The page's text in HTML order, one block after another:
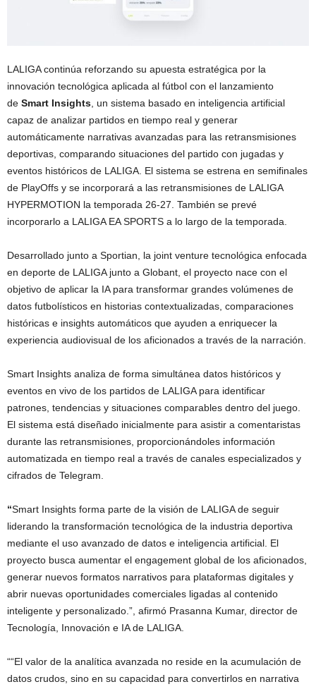
LALIGA continúa reforzando su apuesta estratégica por la
innovación tecnológica aplicada al fútbol con el lanzamiento
de Smart Insights , un sistema basado en inteligencia artificial
capaz de analizar partidos en tiempo real y generar
automáticamente narrativas avanzadas para las retransmisiones
deportivas, comparando situaciones del partido con jugadas y
eventos históricos de LALIGA. El sistema se estrena en semifinales
de PlayOffs y se incorporará a las retransmisiones de LALIGA
HYPERMOTION la temporada 26-27. También se prevé
incorporarlo a LALIGA EA SPORTS a lo largo de la temporada.
Desarrollado junto a Sportian, la joint venture tecnológica enfocada
en deporte de LALIGA junto a Globant, el proyecto nace con el
objetivo de aplicar la IA para transformar grandes volúmenes de
datos futbolísticos en historias contextualizadas, comparaciones
históricas e insights automáticos que ayuden a enriquecer la
experiencia audiovisual de los aficionados a través de la narración.
Smart Insights analiza de forma simultánea datos históricos y
eventos en vivo de los partidos de LALIGA para identificar
patrones, tendencias y situaciones comparables dentro del juego.
El sistema está diseñado inicialmente para asistir a comentaristas
durante las retransmisiones, proporcionándoles información
automatizada en tiempo real a través de canales especializados y
cifrados de Telegram.
“Smart Insights forma parte de la visión de LALIGA de seguir
liderando la transformación tecnológica de la industria deportiva
mediante el uso avanzado de datos e inteligencia artificial. El
proyecto busca aumentar el engagement global de los aficionados,
generar nuevos formatos narrativos para plataformas digitales y
abrir nuevas oportunidades comerciales ligadas al contenido
inteligente y personalizado.”, afirmó Prasanna Kumar, director de
Tecnología, Innovación e IA de LALIGA.
““El valor de la analítica avanzada no reside en la acumulación de
datos crudos, sino en su capacidad para convertirlos en narrativa